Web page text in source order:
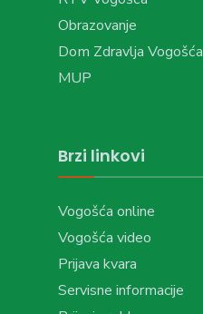
Obrazovanje
Dom Zdravlja Vogošća
MUP
Brzi linkovi
Vogošća online
Vogošća video
Prijava kvara
Servisne informacije